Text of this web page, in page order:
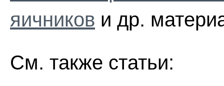
яичников и др.
См. также статьи: